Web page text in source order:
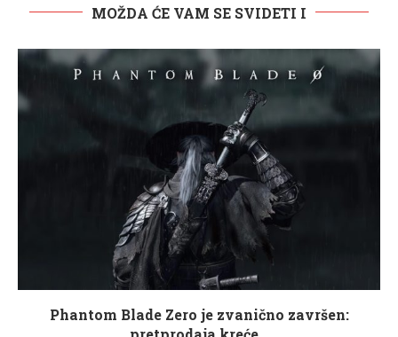
MOŽDA ĆE VAM SE SVIDETI I
Phantom Blade Zero je zvanično završen: